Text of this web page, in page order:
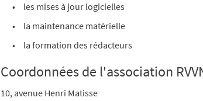
les mises à jour logicielles
la maintenance matérielle
la formation des rédacteurs
Coordonnées de l'association
10, avenue Henri Matisse